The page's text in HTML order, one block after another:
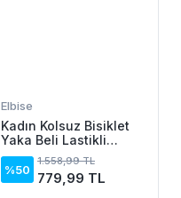
Elbise
Kadın Kolsuz Bisiklet
Yaka Beli Lastikli
Desenli Süprem Elbise
%50
1.558,99 TL
779,99 TL